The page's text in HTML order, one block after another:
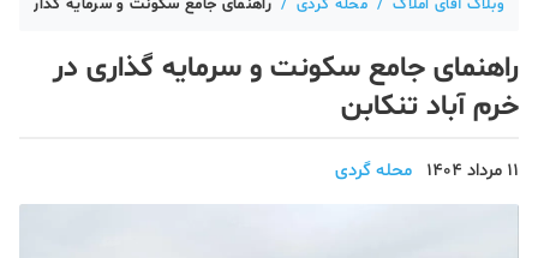
تحلیل مسکن
وبلاگ آقای املاک / محله گردی / راهنمای جامع سکونت و سرمایه گذاری در
راهنمای جامع سکونت و سرمایه گذاری در
خرم آباد تنکابن
11 مرداد 1404 محله گردی